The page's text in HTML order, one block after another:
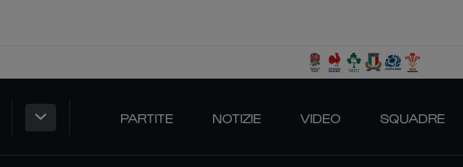
PARTITE NOTIZIE VIDEO SQUADRE